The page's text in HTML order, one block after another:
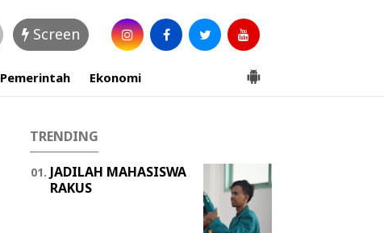
Screen
Pemerintah Ekonomi
TRENDING
JADILAH MAHASISWA
RAKUS